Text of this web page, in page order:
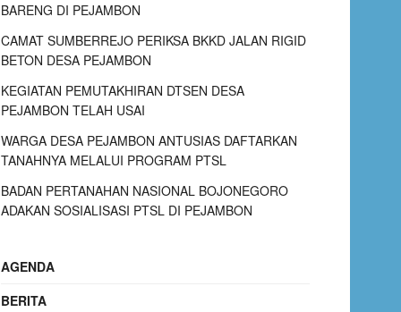
BARENG DI PEJAMBON
CAMAT SUMBERREJO PERIKSA BKKD JALAN RIGID
BETON DESA PEJAMBON
KEGIATAN PEMUTAKHIRAN DTSEN DESA
PEJAMBON TELAH USAI
WARGA DESA PEJAMBON ANTUSIAS DAFTARKAN
TANAHNYA MELALUI PROGRAM PTSL
BADAN PERTANAHAN NASIONAL BOJONEGORO
ADAKAN SOSIALISASI PTSL DI PEJAMBON
AGENDA
BERITA